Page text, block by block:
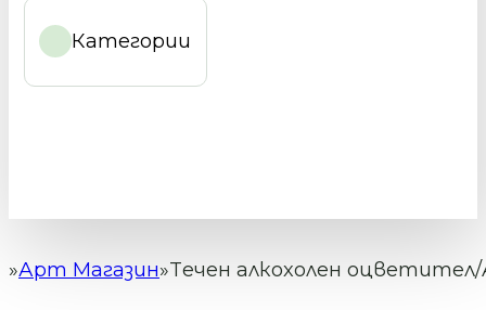
Категории
Начало
Арт Магазин Tечен алкохолен